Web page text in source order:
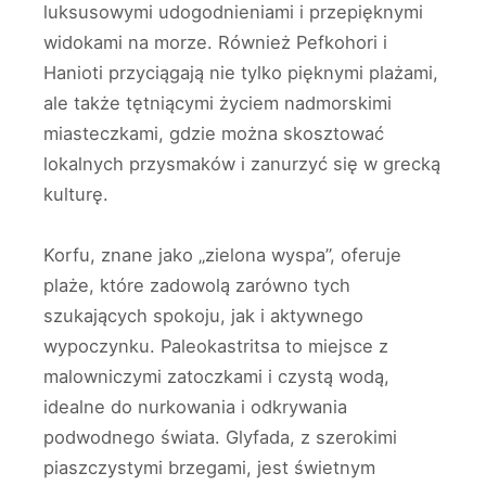
luksusowymi udogodnieniami i przepięknymi
widokami na morze. Również Pefkohori i
Hanioti przyciągają nie tylko pięknymi plażami,
ale także tętniącymi życiem nadmorskimi
miasteczkami, gdzie można skosztować
lokalnych przysmaków i zanurzyć się w grecką
kulturę.
Korfu, znane jako „zielona wyspa”, oferuje
plaże, które zadowolą zarówno tych
szukających spokoju, jak i aktywnego
wypoczynku. Paleokastritsa to miejsce z
malowniczymi zatoczkami i czystą wodą,
idealne do nurkowania i odkrywania
podwodnego świata. Glyfada, z szerokimi
piaszczystymi brzegami, jest świetnym